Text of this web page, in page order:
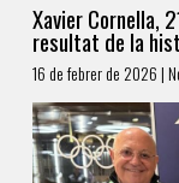
Xavier Cornella,
resultat de la
16 de febrer de 2026 |